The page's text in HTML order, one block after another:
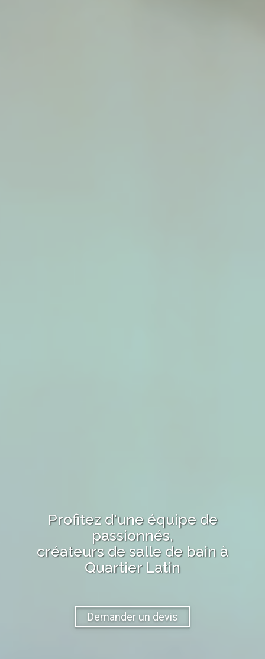
Profitez d'une équipe de
passionnés,
créateurs de salle de bain à
Quartier Latin
Demander un devis